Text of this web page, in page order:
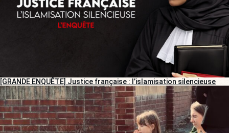
[GRANDE ENQUÊTE] Justice française : l’islamisation silencieuse